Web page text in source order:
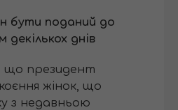
бути поданий до
днів
що президент
жінок, що
з недавньою